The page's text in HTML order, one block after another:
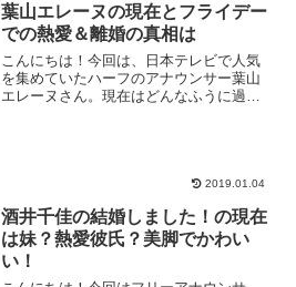
葉山エレーヌの現在とフライデー
での熱愛＆離婚の真相は
こんにちは！今回は、日本テレビで人気
を集めていたハーフのアナウンサー葉山
エレーヌさん。現在はどんなふうに過ご
2019.01.04
酒井千佳の結婚しました！の現在
は妹？熱愛彼氏？美脚でかわい
い！